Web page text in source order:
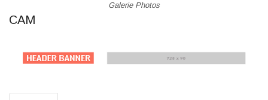
Galerie Photos
CAM